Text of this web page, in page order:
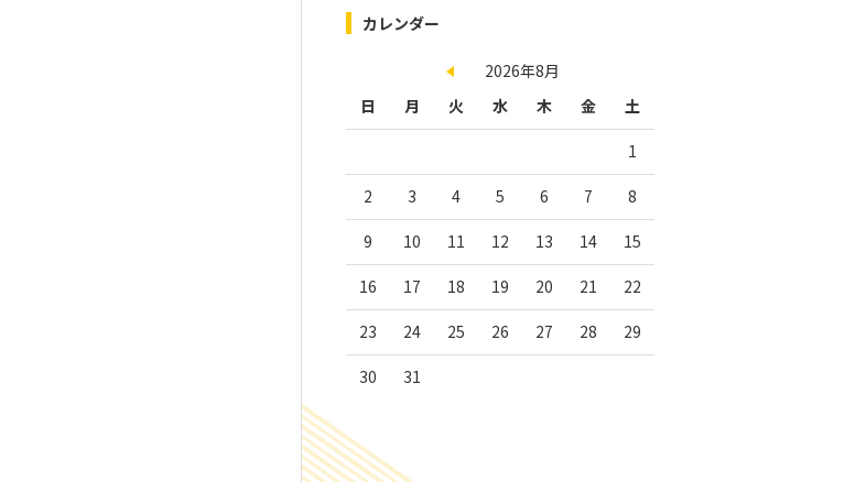
カレンダー
2026年8月
日
月 火 水 木 金 土
1
2 3 4 5 6 7 8
9 10 11 12 13 14 15
16 17 18 19 20 21 22
23 24 25 26 27 28 29
30 31